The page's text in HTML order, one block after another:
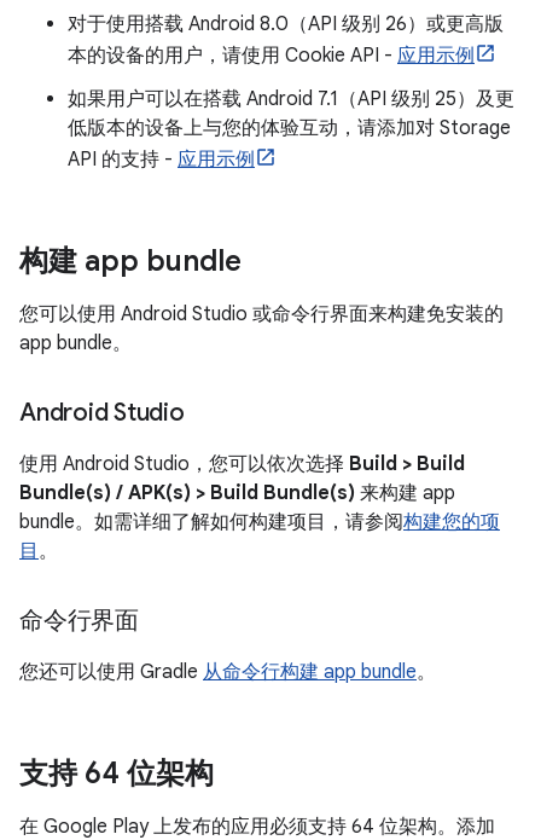
对于使用搭载 Android 8.0（API 级别 26）或更高版
本的设备的用户，请使用 Cookie API - 应用示例
如果用户可以在搭载 Android 7.1（API 级别 25）及更
低版本的设备上与您的体验互动，请添加对 Storage
API 的支持 - 应用示例
构建 app bundle
您可以使用 Android Studio 或命令行界面来构建免安装的
app bundle。
Android Studio
使用 Android Studio，您可以依次选择 Build > Build
Bundle(s) / APK(s) > Build Bundle(s) 来构建 app
bundle。如需详细了解如何构建项目，请参阅构建您的项
目 。
命令行界面
您还可以使用 Gradle 从命令行构建 app bundle。
支持 64 位架构
在 Google Play 上发布的应用必须支持 64 位架构。添加